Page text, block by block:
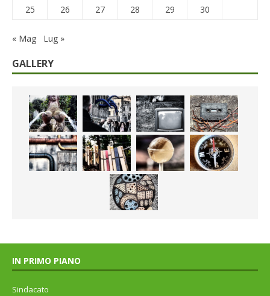
25
26 27 28 29 30
« Mag Lug »
GALLERY
IN PRIMO PIANO
Sindacato